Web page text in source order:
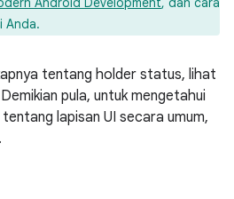
Anda.
tentang holder status, lihat
pula, untuk mengetahui
lapisan UI secara umum,
.